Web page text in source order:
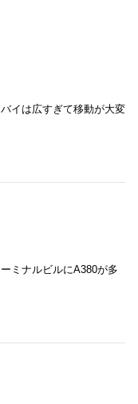
イは広すぎて移動が大変
ミナルビルにA380が多